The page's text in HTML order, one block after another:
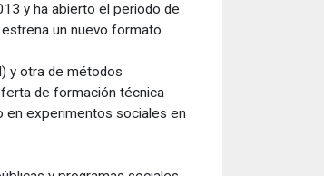
y ha abierto el periodo de
un nuevo formato.
y otra de métodos
de formación técnica
en experimentos sociales en